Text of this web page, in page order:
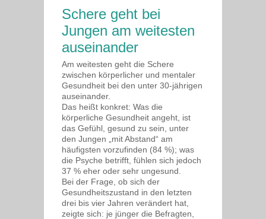
Schere geht bei
Jungen am weitesten
auseinander
Am weitesten geht die Schere
zwischen körperlicher und mentaler
Gesundheit bei den unter 30-jährigen
auseinander.
Das heißt konkret: Was die
körperliche Gesundheit angeht, ist
das Gefühl, gesund zu sein, unter
den Jungen „mit Abstand“ am
häufigsten vorzufinden (84 %); was
die Psyche betrifft, fühlen sich jedoch
37 % eher oder sehr ungesund.
Bei der Frage, ob sich der
Gesundheitszustand in den letzten
drei bis vier Jahren verändert hat,
zeigte sich: je jünger die Befragten,